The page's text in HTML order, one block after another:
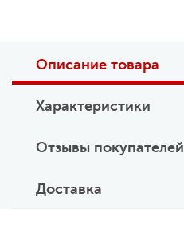
Описание товара
Характеристики
Отзывы покупателей
Доставка